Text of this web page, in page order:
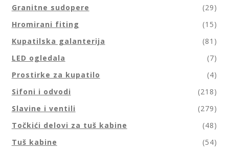
Granitne sudopere
(29)
Hromirani fiting
(15)
Kupatilska galanterija
(81)
LED ogledala
(7)
Prostirke za kupatilo
(4)
Sifoni i odvodi
(218)
Slavine i ventili
(279)
Točkići delovi za tuš kabine
(48)
Tuš kabine
(54)